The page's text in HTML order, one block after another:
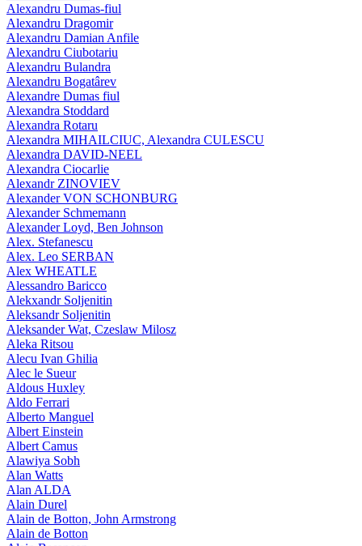
Alexandru Dumas-fiul
Alexandru Dragomir
Alexandru Damian Anfile
Alexandru Ciubotariu
Alexandru Bulandra
Alexandru Bogatârev
Alexandre Dumas fiul
Alexandra Stoddard
Alexandra Rotaru
Alexandra MIHAILCIUC, Alexandra CULESCU
Alexandra DAVID-NEEL
Alexandra Ciocarlie
Alexandr ZINOVIEV
Alexander VON SCHONBURG
Alexander Schmemann
Alexander Loyd, Ben Johnson
Alex. Stefanescu
Alex. Leo SERBAN
Alex WHEATLE
Alessandro Baricco
Alekxandr Soljenitin
Aleksandr Soljenitin
Aleksander Wat, Czeslaw Milosz
Aleka Ritsou
Alecu Ivan Ghilia
Alec le Sueur
Aldous Huxley
Aldo Ferrari
Alberto Manguel
Albert Einstein
Albert Camus
Alawiya Sobh
Alan Watts
Alan ALDA
Alain Durel
Alain de Botton, John Armstrong
Alain de Botton